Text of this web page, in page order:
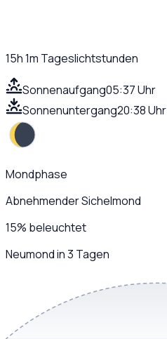
15h 1m Tageslichtstunden
Sonnenaufgang05:37 Uhr
Sonnenuntergang20:38 Uhr
Mondphase
Abnehmender Sichelmond
15% beleuchtet
Neumond in 3 Tagen